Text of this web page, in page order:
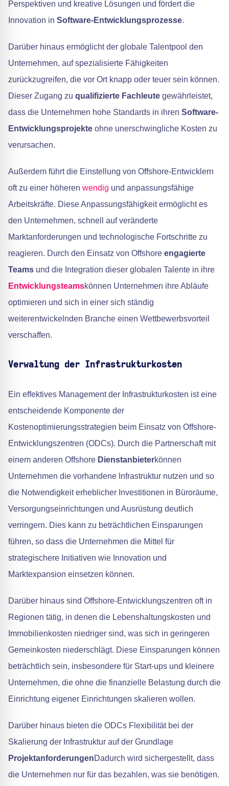
Perspektiven und kreative Lösungen und fördert die
Innovation in Software-Entwicklungsprozesse.
Darüber hinaus ermöglicht der globale Talentpool den
Unternehmen, auf spezialisierte Fähigkeiten
zurückzugreifen, die vor Ort knapp oder teuer sein können.
Dieser Zugang zu qualifizierte Fachleute gewährleistet,
dass die Unternehmen hohe Standards in ihren Software-
Entwicklungsprojekte ohne unerschwingliche Kosten zu
verursachen.
Außerdem führt die Einstellung von Offshore-Entwicklern
oft zu einer höheren wendig und anpassungsfähige
Arbeitskräfte. Diese Anpassungsfähigkeit ermöglicht es
den Unternehmen, schnell auf veränderte
Marktanforderungen und technologische Fortschritte zu
reagieren. Durch den Einsatz von Offshore engagierte
Teams und die Integration dieser globalen Talente in ihre
Entwicklungsteamskönnen Unternehmen ihre Abläufe
optimieren und sich in einer sich ständig
weiterentwickelnden Branche einen Wettbewerbsvorteil
verschaffen.
Verwaltung der Infrastrukturkosten
Ein effektives Management der Infrastrukturkosten ist eine
entscheidende Komponente der
Kostenoptimierungsstrategien beim Einsatz von Offshore-
Entwicklungszentren (ODCs). Durch die Partnerschaft mit
einem anderen Offshore Dienstanbieterkönnen
Unternehmen die vorhandene Infrastruktur nutzen und so
die Notwendigkeit erheblicher Investitionen in Büroräume,
Versorgungseinrichtungen und Ausrüstung deutlich
verringern. Dies kann zu beträchtlichen Einsparungen
führen, so dass die Unternehmen die Mittel für
strategischere Initiativen wie Innovation und
Marktexpansion einsetzen können.
Darüber hinaus sind Offshore-Entwicklungszentren oft in
Regionen tätig, in denen die Lebenshaltungskosten und
Immobilienkosten niedriger sind, was sich in geringeren
Gemeinkosten niederschlägt. Diese Einsparungen können
beträchtlich sein, insbesondere für Start-ups und kleinere
Unternehmen, die ohne die finanzielle Belastung durch die
Einrichtung eigener Einrichtungen skalieren wollen.
Darüber hinaus bieten die ODCs Flexibilität bei der
Skalierung der Infrastruktur auf der Grundlage
ProjektanforderungenDadurch wird sichergestellt, dass
die Unternehmen nur für das bezahlen, was sie benötigen.